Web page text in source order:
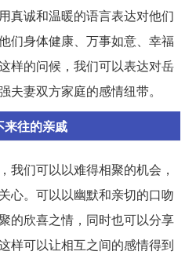
真诚和温暖的语言表达对他们
们身体健康、万事如意、幸福
样的问候，我们可以表达对岳
夫妻双方家庭的感情纽带。
来往的亲戚
我们可以以难得相聚的机会，
心。可以以幽默和亲切的口吻
的欣喜之情，同时也可以分享
样可以让相互之间的感情得到